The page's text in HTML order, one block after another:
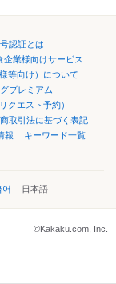
認証とは
企業様向けサービス
等向け）について
プレミアム
クエスト予約）
取引法に基づく表記
報
キーワード一覧
어 日本語
©Kakaku.com, Inc.